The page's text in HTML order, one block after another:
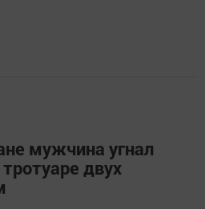
мужчина угнал
двух